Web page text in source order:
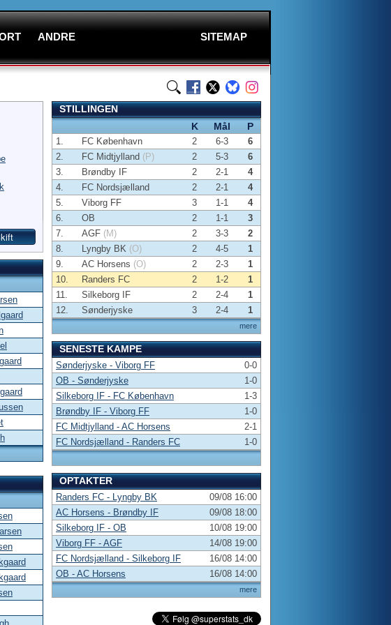
ANDRE SITEMAP
STILLINGEN
K
Mål P
mere
1. FC København 2 6-3
6
2.
FC Midtjylland (P) 2 5-3
6
3.
Brøndby IF 2 2-1
4
4.
FC Nordsjælland 2 2-1
4
5.
Viborg FF 3 1-1
4
6.
OB 2 1-1
3
7.
AGF (M) 2 3-3
2
8.
Lyngby BK (O) 2 4-5
1
9.
AC Horsens (O) 2 2-3
1
10.
Randers FC 2 1-2
1
11.
Silkeborg IF 2 2-4
1
12.
Sønderjyske 3 2-4 1
SENESTE KAMPE
Sønderjyske - Viborg FF
0-0
OB - Sønderjyske
1-0
Silkeborg IF - FC København
1-3
Brøndby IF - Viborg FF
1-0
FC Midtjylland - AC Horsens
2-1
FC Nordsjælland - Randers FC
1-0
OPTAKTER
mere
Randers FC - Lyngby BK
09/08 16:00
AC Horsens - Brøndby IF
09/08 18:00
Silkeborg IF - OB
10/08 19:00
Viborg FF - AGF
14/08 19:00
FC Nordsjælland - Silkeborg IF
16/08 14:00
OB - AC Horsens
16/08 14:00